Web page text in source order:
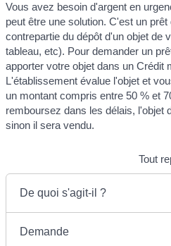
Vous avez besoin d'argent en
peut être une solution. C'est un
contrepartie du dépôt d'un objet de
tableau, etc). Pour demander un
apporter votre objet dans un Crédit
L'établissement évalue l'objet et
un montant compris entre 50 % et
remboursez dans les délais, l'objet
sinon il sera vendu.
Tout
De quoi s'agit-il ?
Demande